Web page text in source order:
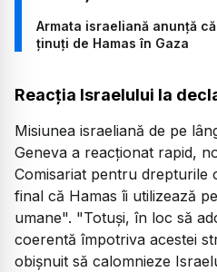
Armata israeliană anunță
ținuți de Hamas în Gaza
Reacția Israelului la
Misiunea israeliană de pe
Geneva a reacţionat rapid,
Comisariat pentru
final că Hamas îi utilizează
umane". "Totuşi, în loc să
coerentă împotriva acestei
obişnuit să calomnieze